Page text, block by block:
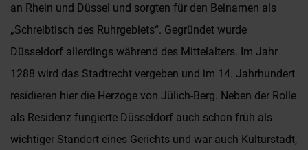
an Rhein und Düssel und sorgten für den Beinamen als
„Schreibtisch des Ruhrgebiets“. Gegründet wurde
Düsseldorf allerdings während des Mittelalters. Im Jahr
1288 wird das Stadtrecht vergeben und im 14. Jahrhundert
residieren hier die Herzoge von Jülich-Berg. Neben der Rolle
als Residenz fungierte Düsseldorf auch schon früh als
wichtiger Standort eines Gerichts und war auch Kulturstadt,